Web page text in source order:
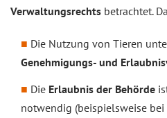
Verwaltungsrechts betrachtet.
Die Nutzung von Tieren
Genehmigungs- und
Die Erlaubnis der Behörde
notwendig (beispielsweise